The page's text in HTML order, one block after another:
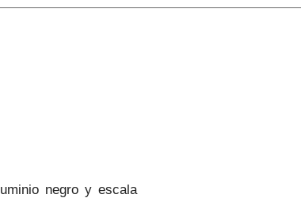
negro y escala